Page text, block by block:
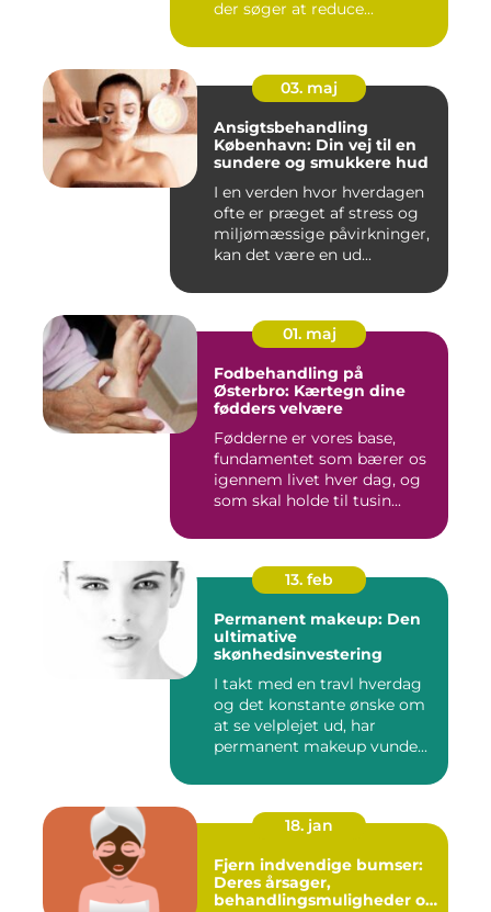
der søger at reduce...
03. maj
Ansigtsbehandling
København: Din vej til en
sundere og smukkere hud
I en verden hvor hverdagen
ofte er præget af stress og
miljømæssige påvirkninger,
kan det være en ud...
01. maj
Fodbehandling på
Østerbro: Kærtegn dine
fødders velvære
Fødderne er vores base,
fundamentet som bærer os
igennem livet hver dag, og
som skal holde til tusin...
13. feb
Permanent makeup: Den
ultimative
skønhedsinvestering
I takt med en travl hverdag
og det konstante ønske om
at se velplejet ud, har
permanent makeup vunde...
18. jan
Fjern indvendige bumser:
Deres årsager,
behandlingsmuligheder og